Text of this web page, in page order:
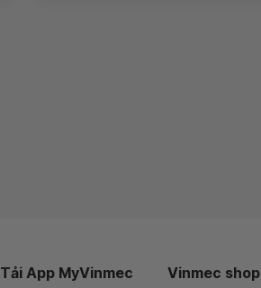
Tải App MyVinmec Vinmec shop